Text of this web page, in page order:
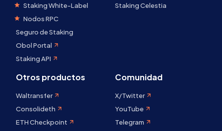
Staking White-Label
Nodos RPC
Seguro de Staking
Obol Portal
Staking API
Staking Celestia
Otros productos
Waltransfer
Consolideth
ETH Checkpoint
Comunidad
X/Twitter
YouTube
Telegram